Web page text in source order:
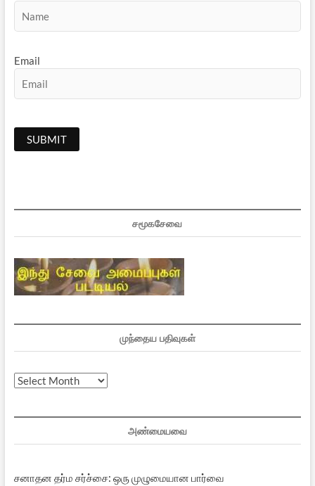
Email
சமூகசேவை
முந்தைய பதிவுகள்
முந்தைய
அண்மையவை
சனாதன தர்ம சர்ச்சை: ஒரு முழுமையான பார்வை